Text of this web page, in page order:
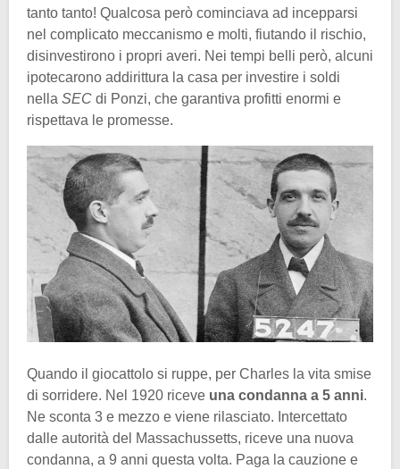
tanto tanto! Qualcosa però cominciava ad incepparsi
nel complicato meccanismo e molti, fiutando il rischio,
disinvestirono i propri averi. Nei tempi belli però, alcuni
ipotecarono addirittura la casa per investire i soldi
nella SEC di Ponzi, che garantiva profitti enormi e
rispettava le promesse.
Quando il giocattolo si ruppe, per Charles la vita smise
di sorridere. Nel 1920 riceve una condanna a 5 anni.
Ne sconta 3 e mezzo e viene rilasciato. Intercettato
dalle autorità del Massachussetts, riceve una nuova
condanna, a 9 anni questa volta. Paga la cauzione e